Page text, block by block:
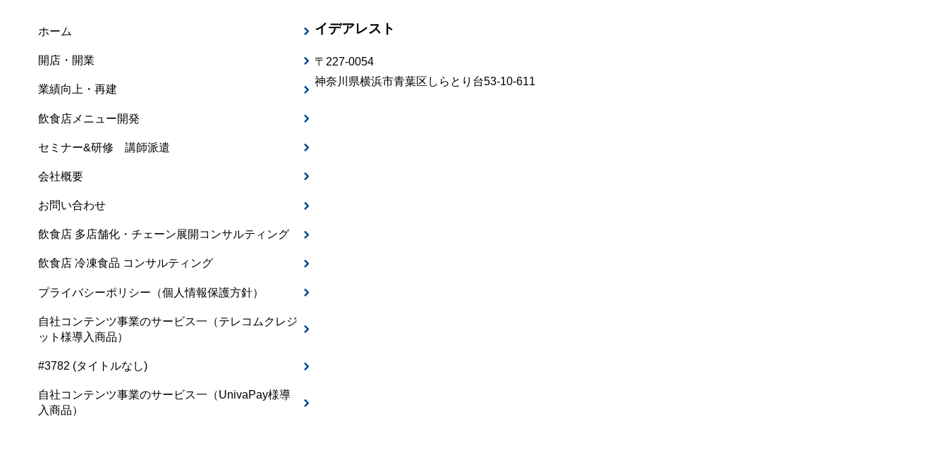
ホーム
開店・開業
業績向上・再建
飲食店メニュー開発
セミナー&研修 講師派遣
会社概要
お問い合わせ
飲食店 多店舗化・チェーン展開コンサルティング
飲食店 冷凍食品 コンサルティング
プライバシーポリシー（個人情報保護方針）
自社コンテンツ事業のサービス一（テレコムクレジ
ット様導入商品）
#3782 (タイトルなし)
自社コンテンツ事業のサービス一（UnivaPay様導
入商品）
イデアレスト
〒227-0054
神奈川県横浜市青葉区しらとり台53-10-611